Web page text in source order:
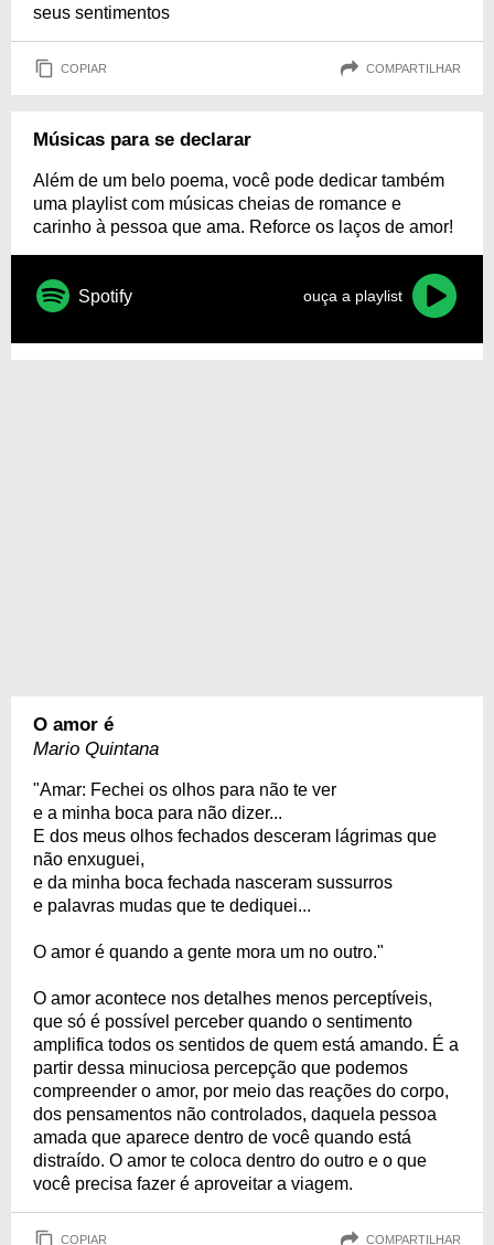
seus sentimentos
COPIAR COMPARTILHAR
Músicas para se declarar
Além de um belo poema, você pode dedicar também
uma playlist com músicas cheias de romance e
carinho à pessoa que ama. Reforce os laços de amor!
Spotify ouça a playlist
O amor é
Mario Quintana
"Amar: Fechei os olhos para não te ver
e a minha boca para não dizer...
E dos meus olhos fechados desceram lágrimas que
não enxuguei,
e da minha boca fechada nasceram sussurros
e palavras mudas que te dediquei...
O amor é quando a gente mora um no outro."
O amor acontece nos detalhes menos perceptíveis,
que só é possível perceber quando o sentimento
amplifica todos os sentidos de quem está amando. É a
partir dessa minuciosa percepção que podemos
compreender o amor, por meio das reações do corpo,
dos pensamentos não controlados, daquela pessoa
amada que aparece dentro de você quando está
distraído. O amor te coloca dentro do outro e o que
você precisa fazer é aproveitar a viagem.
COPIAR COMPARTILHAR